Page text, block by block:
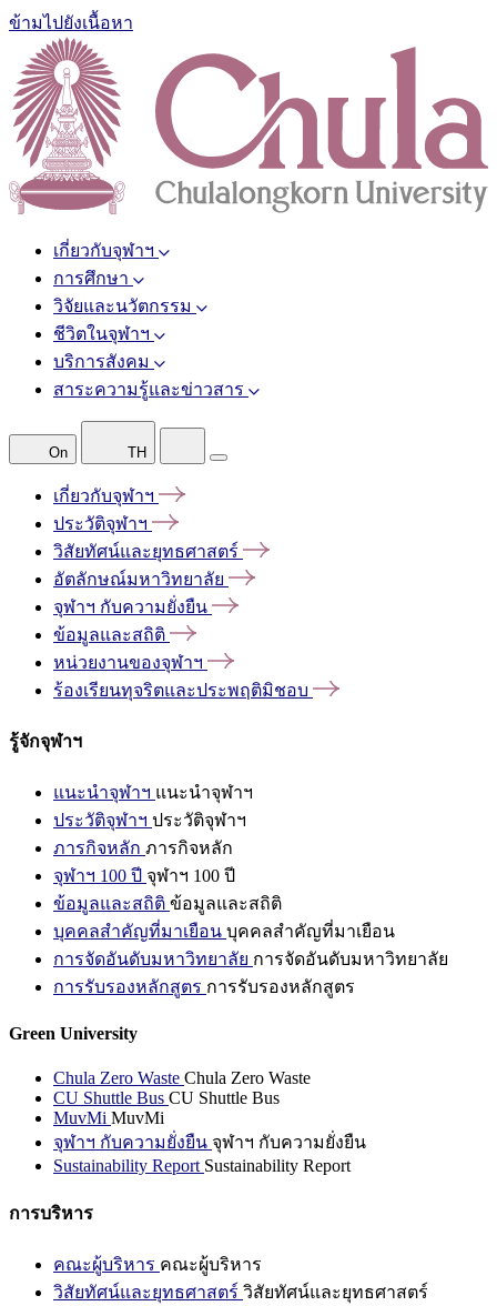
ข้ามไปยังเนื้อหา
เกี่ยวกับจุฬาฯ
การศึกษา
วิจัยและนวัตกรรม
ชีวิตในจุฬาฯ
บริการสังคม
สาระความรู้และข่าวสาร
On TH
เกี่ยวกับจุฬาฯ
ประวัติจุฬาฯ
วิสัยทัศน์และยุทธศาสตร์
อัตลักษณ์มหาวิทยาลัย
จุฬาฯ กับความยั่งยืน
ข้อมูลและสถิติ
หน่วยงานของจุฬาฯ
ร้องเรียนทุจริตและประพฤติมิชอบ
รู้จักจุฬาฯ
แนะนำจุฬาฯ แนะนำจุฬาฯ
ประวัติจุฬาฯ ประวัติจุฬาฯ
ภารกิจหลัก ภารกิจหลัก
จุฬาฯ 100 ปี จุฬาฯ 100 ปี
ข้อมูลและสถิติ ข้อมูลและสถิติ
บุคคลสำคัญที่มาเยือน บุคคลสำคัญที่มาเยือน
การจัดอันดับมหาวิทยาลัย การจัดอันดับมหาวิทยาลัย
การรับรองหลักสูตร การรับรองหลักสูตร
Green University
Chula Zero Waste Chula Zero Waste
CU Shuttle Bus CU Shuttle Bus
MuvMi MuvMi
จุฬาฯ กับความยั่งยืน จุฬาฯ กับความยั่งยืน
Sustainability Report Sustainability Report
การบริหาร
คณะผู้บริหาร คณะผู้บริหาร
วิสัยทัศน์และยุทธศาสตร์ วิสัยทัศน์และยุทธศาสตร์